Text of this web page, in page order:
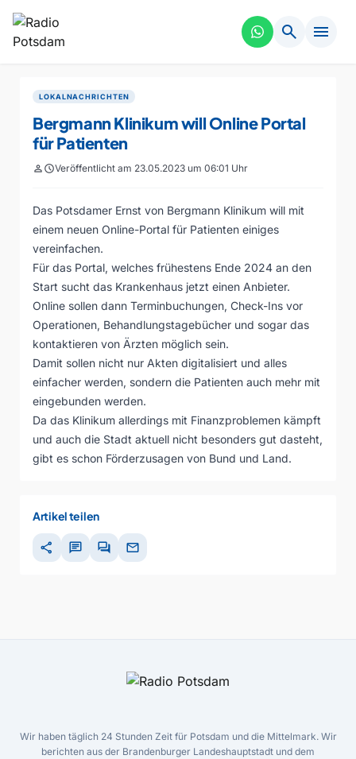
search menu
LOKALNACHRICHTEN
Bergmann Klinikum will Online Portal
für Patienten
personscheduleVeröffentlicht am 23.05.2023 um 06:01 Uhr
Das Potsdamer Ernst von Bergmann Klinikum will mit
einem neuen Online-Portal für Patienten einiges
vereinfachen.
Für das Portal, welches frühestens Ende 2024 an den
Start sucht das Krankenhaus jetzt einen Anbieter.
Online sollen dann Terminbuchungen, Check-Ins vor
Operationen, Behandlungstagebücher und sogar das
kontaktieren von Ärzten möglich sein.
Damit sollen nicht nur Akten digitalisiert und alles
einfacher werden, sondern die Patienten auch mehr mit
eingebunden werden.
Da das Klinikum allerdings mit Finanzproblemen kämpft
und auch die Stadt aktuell nicht besonders gut dasteht,
gibt es schon Förderzusagen von Bund und Land.
Artikel teilen
share chat forum mail
Wir haben täglich 24 Stunden Zeit für Potsdam und die Mittelmark. Wir
berichten aus der Brandenburger Landeshauptstadt und dem